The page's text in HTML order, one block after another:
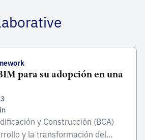
para su adopción en una
y Construcción (BCA)
y la transformación del